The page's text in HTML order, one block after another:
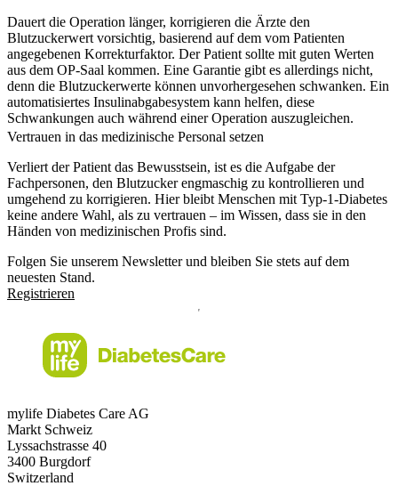
Dauert die Operation länger, korrigieren die Ärzte den
Blutzuckerwert vorsichtig, basierend auf dem vom Patienten
angegebenen Korrekturfaktor. Der Patient sollte mit guten Werten
aus dem OP-Saal kommen. Eine Garantie gibt es allerdings nicht,
denn die Blutzuckerwerte können unvorhergesehen schwanken. Ein
automatisiertes Insulinabgabesystem kann helfen, diese
Schwankungen auch während einer Operation auszugleichen.
Vertrauen in das medizinische Personal setzen
Verliert der Patient das Bewusstsein, ist es die Aufgabe der
Fachpersonen, den Blutzucker engmaschig zu kontrollieren und
umgehend zu korrigieren. Hier bleibt Menschen mit Typ-1-Diabetes
keine andere Wahl, als zu vertrauen – im Wissen, dass sie in den
Händen von medizinischen Profis sind.
Folgen Sie unserem Newsletter und bleiben Sie stets auf dem
neuesten Stand.
Registrieren
mylife Diabetes Care AG
Markt Schweiz
Lyssachstrasse 40
3400 Burgdorf
Switzerland